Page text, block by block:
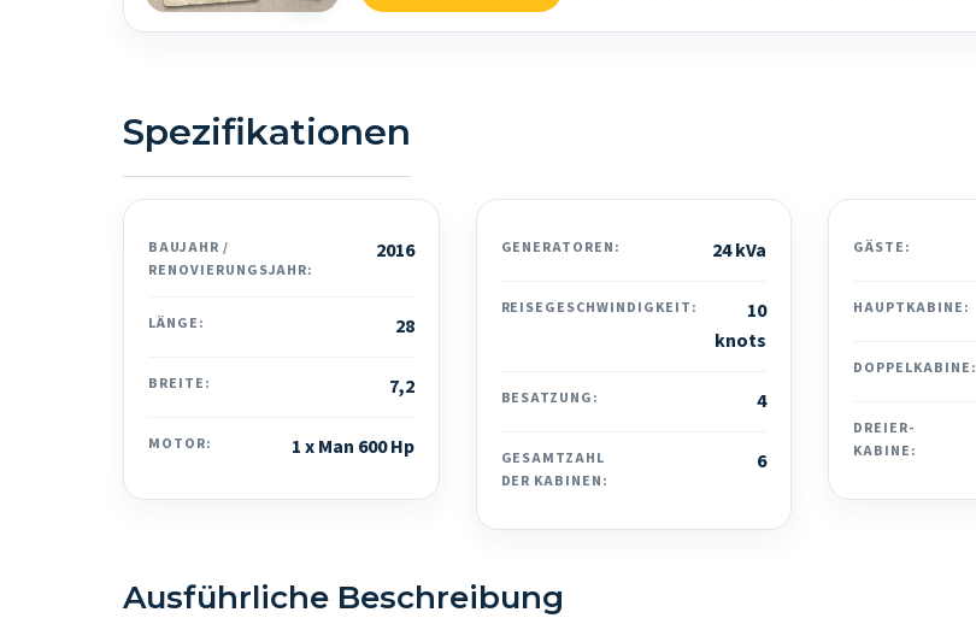
Spezifikationen
BAUJAHR /
RENOVIERUNGSJAHR:
2016
LÄNGE: 28
BREITE: 7,2
MOTOR: 1 x Man 600 Hp
GENERATOREN: 24 kVa
REISEGESCHWINDIGKEIT:
10
knots
BESATZUNG: 4
GESAMTZAHL
DER KABINEN:
6
GÄSTE:
HAUPTKABINE:
DOPPELKABINE:
DREIER-
KABINE:
Ausführliche Beschreibung